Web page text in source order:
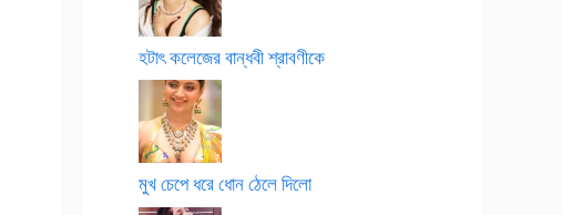
হটাৎ কলেজের বান্ধবী শ্রাবণীকে
মুখ চেপে ধরে ধোন ঠেলে দিলো